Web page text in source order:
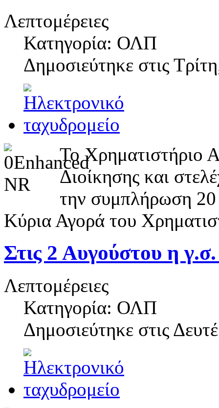
Λεπτομέρειες
Κατηγορία: ΟΛΠ
Δημοσιεύτηκε στις
To Χρηματιστήριο
Διοίκησης και
την συμπλήρωση 20
Κύρια Αγορά του
Στις 2 Αυγούστου η
Λεπτομέρειες
Κατηγορία: ΟΛΠ
Δημοσιεύτηκε στις